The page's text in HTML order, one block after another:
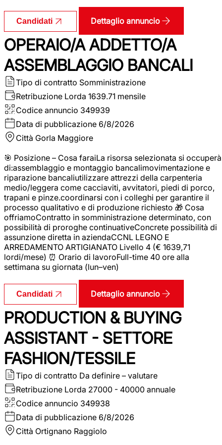
Candidati Dettaglio annuncio
OPERAIO/A ADDETTO/A
ASSEMBLAGGIO BANCALI
Tipo di contratto Somministrazione
Retribuzione Lorda 1639.71 mensile
Codice annuncio 349939
Data di pubblicazione 6/8/2026
Città Gorla Maggiore
🎯 Posizione – Cosa faraiLa risorsa selezionata si occuperà
di:assemblaggio e montaggio bancalimovimentazione e
riparazione bancaliutilizzare attrezzi della carpenteria
medio/leggera come cacciaviti, avvitatori, piedi di porco,
trapani e pinze.coordinarsi con i colleghi per garantire il
processo qualitativo e di produzione richiesto 🎁 Cosa
offriamoContratto in somministrazione determinato, con
possibilità di proroghe continuativeConcrete possibilità di
assunzione diretta in aziendaCCNL LEGNO E
ARREDAMENTO ARTIGIANATO Livello 4 (€ 1639,71
lordi/mese) ⏰ Orario di lavoroFull-time 40 ore alla
settimana su giornata (lun–ven)
Candidati Dettaglio annuncio
PRODUCTION & BUYING
ASSISTANT - SETTORE
FASHION/TESSILE
Tipo di contratto Da definire – valutare
Retribuzione Lorda 27000 - 40000 annuale
Codice annuncio 349938
Data di pubblicazione 6/8/2026
Città Ortignano Raggiolo